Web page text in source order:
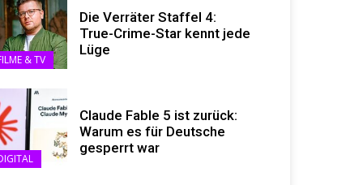
& TV
Die Verräter Staffel 4:
True-Crime-Star kennt jede
Lüge
Claude Fable 5 ist zurück:
Warum es für Deutsche
gesperrt war